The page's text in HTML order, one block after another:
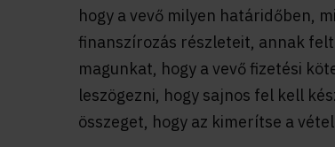
hogy a vevő milyen határidőben,
finanszírozás részleteit, annak
magunkat, hogy a vevő fizetési
leszögezni, hogy sajnos fel kell
összeget, hogy az kimerítse a